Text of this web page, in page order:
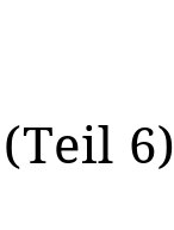
6)